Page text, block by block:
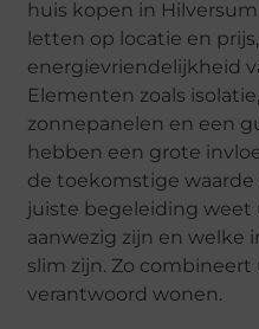
huis kopen in
letten op locatie en
energievriendelijkheid
Elementen zoals
zonnepanelen en een
hebben een grote
de toekomstige waarde
juiste begeleiding weet
aanwezig zijn en welke
slim zijn. Zo
verantwoord wonen.